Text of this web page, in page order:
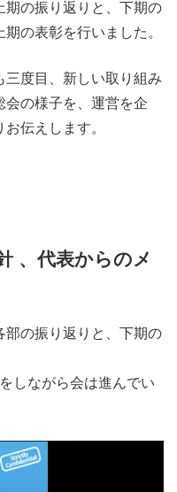
の振り返りと、下期の
の表彰を行いました。
度目、新しい取り組み
の様子を、運営を企
伝えします。
、代表からのメ
の振り返りと、下期の
しながら会は進んでい